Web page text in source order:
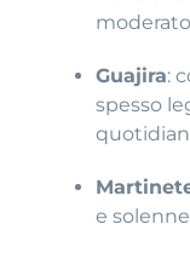
Guajira:
spesso
e